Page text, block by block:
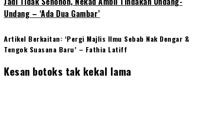
Undang – ‘Ada Dua Gambar’
Artikel Berkaitan: ‘Pergi Majlis Ilmu Sebab Nak Dengar &
Tengok Suasana Baru’ – Fathia Latiff
Kesan botoks tak kekal lama